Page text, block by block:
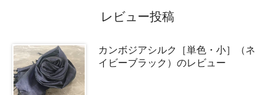
レビュー投稿
カンボジアシルク［単色・小］（ネ
イビーブラック）のレビュー